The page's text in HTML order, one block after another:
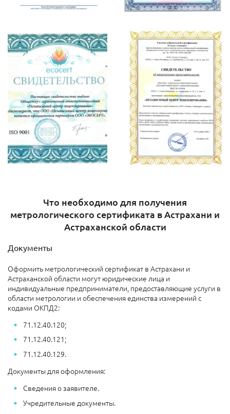
Что необходимо для получения
метрологического сертификата в Астрахани и
Астраханской области
Документы
Оформить метрологический сертификат в Астрахани и
Астраханской области могут юридические лица и
индивидуальные предприниматели, предоставляющие услуги в
области метрологии и обеспечения единства измерений с
кодами ОКПД2:
71.12.40.120;
71.12.40.121;
71.12.40.129.
Документы для оформления:
Сведения о заявителе.
Учредительные документы.